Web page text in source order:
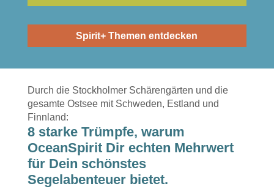
Spirit+ Themen entdecken
Durch die Stockholmer Schärengärten und die
gesamte Ostsee mit Schweden, Estland und
Finnland:
8 starke Trümpfe, warum
OceanSpirit Dir echten Mehrwert
für Dein schönstes
Segelabenteuer bietet.